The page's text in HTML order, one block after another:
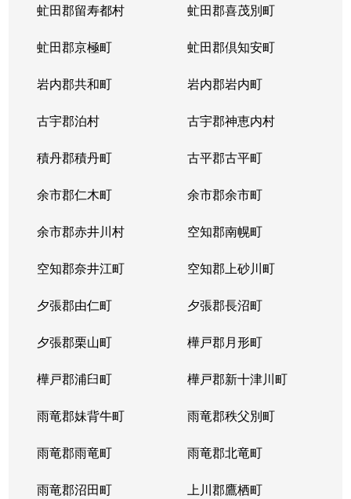
虻田郡留寿都村 虻田郡喜茂別町
虻田郡京極町 虻田郡倶知安町
岩内郡共和町 岩内郡岩内町
古宇郡泊村 古宇郡神恵内村
積丹郡積丹町 古平郡古平町
余市郡仁木町 余市郡余市町
余市郡赤井川村 空知郡南幌町
空知郡奈井江町 空知郡上砂川町
夕張郡由仁町 夕張郡長沼町
夕張郡栗山町 樺戸郡月形町
樺戸郡浦臼町 樺戸郡新十津川町
雨竜郡妹背牛町 雨竜郡秩父別町
雨竜郡雨竜町 雨竜郡北竜町
雨竜郡沼田町 上川郡鷹栖町